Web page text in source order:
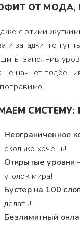
ОТ МОДА,
с этими
и загадки, то
заполнив
не начнет
СИСТЕМУ:
Неограниченное
сколько хочешь!
Открытые уровни
уголок мира!
Бустер на 100
делать!
Безлимитный